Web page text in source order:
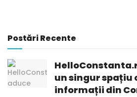
Postări Recente
un singur spațiu
informații din